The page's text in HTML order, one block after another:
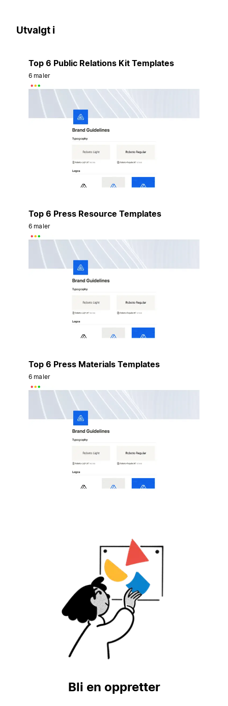
Utvalgt i
Top 6 Public Relations Kit Templates
6 maler
Top 6 Press Resource Templates
6 maler
Top 6 Press Materials Templates
6 maler
Bli en oppretter